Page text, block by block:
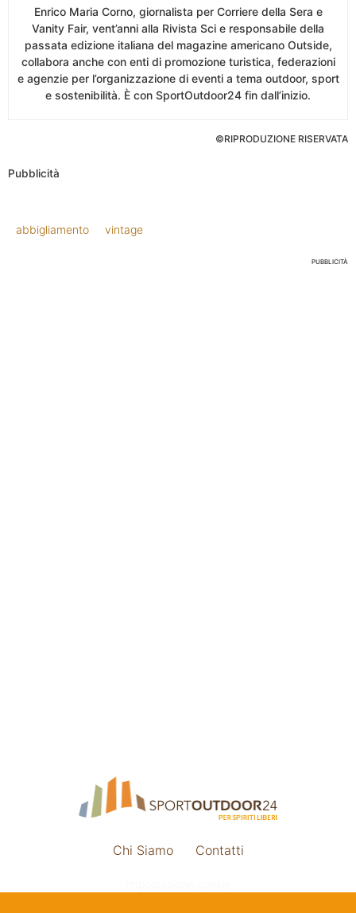
Enrico Maria Corno, giornalista per Corriere della Sera e
Vanity Fair, vent’anni alla Rivista Sci e responsabile della
passata edizione italiana del magazine americano Outside,
collabora anche con enti di promozione turistica, federazioni
e agenzie per l’organizzazione di eventi a tema outdoor, sport
e sostenibilità. È con SportOutdoor24 fin dall’inizio.
©RIPRODUZIONE RISERVATA
Pubblicità
abbigliamento vintage
PUBBLICITÀ
Chi Siamo Contatti